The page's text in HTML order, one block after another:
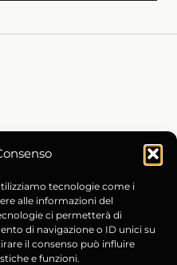
tecnologie come i
alle informazioni del
ci permetterà di
di navigazione o ID unici su
il consenso può influire
e funzioni.